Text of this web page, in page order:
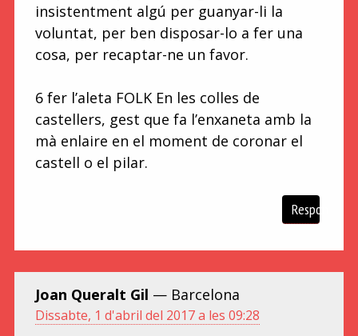
insistentment algú per guanyar-li la
voluntat, per ben disposar-lo a fer una
cosa, per recaptar-ne un favor.
6 fer l’aleta FOLK En les colles de
castellers, gest que fa l’enxaneta amb la
mà enlaire en el moment de coronar el
castell o el pilar.
Respon
Joan Queralt Gil — Barcelona
Dissabte, 1 d'abril del 2017 a les 09:28